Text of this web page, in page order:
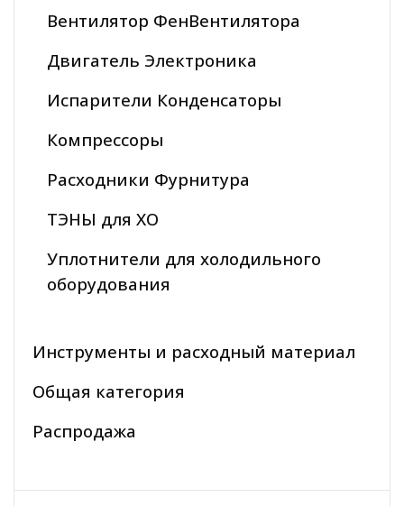
Вентилятор ФенВентилятора
Двигатель Электроника
Испарители Конденсаторы
Компрессоры
Расходники Фурнитура
ТЭНЫ для ХО
Уплотнители для холодильного
оборудования
Инструменты и расходный материал
Общая категория
Распродажа